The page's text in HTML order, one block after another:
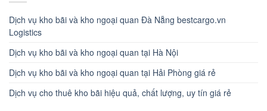
Dịch vụ kho bãi và kho ngoại quan Đà Nẵng bestcargo.vn
Logistics
Dịch vụ kho bãi và kho ngoại quan tại Hà Nội
Dịch vụ kho bãi và kho ngoại quan tại Hải Phòng giá rẻ
Dịch vụ cho thuê kho bãi hiệu quả, chất lượng, uy tín giá rẻ